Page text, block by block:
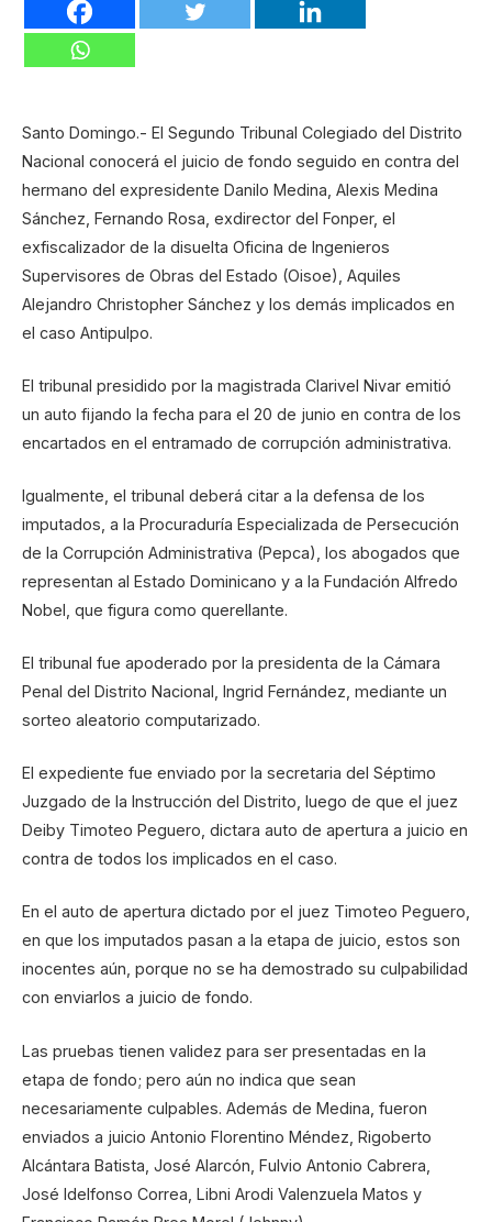
Santo Domingo.- El Segundo Tribunal Colegiado del Distrito
Nacional conocerá el juicio de fondo seguido en contra del
hermano del expresidente Danilo Medina, Alexis Medina
Sánchez, Fernando Rosa, exdirector del Fonper, el
exfiscalizador de la disuelta Oficina de Ingenieros
Supervisores de Obras del Estado (Oisoe), Aquiles
Alejandro Christopher Sánchez y los demás implicados en
el caso Antipulpo.
El tribunal presidido por la magistrada Clarivel Nivar emitió
un auto fijando la fecha para el 20 de junio en contra de los
encartados en el entramado de corrupción administrativa.
Igualmente, el tribunal deberá citar a la defensa de los
imputados, a la Procuraduría Especializada de Persecución
de la Corrupción Administrativa (Pepca), los abogados que
representan al Estado Dominicano y a la Fundación Alfredo
Nobel, que figura como querellante.
El tribunal fue apoderado por la presidenta de la Cámara
Penal del Distrito Nacional, Ingrid Fernández, mediante un
sorteo aleatorio computarizado.
El expediente fue enviado por la secretaria del Séptimo
Juzgado de la Instrucción del Distrito, luego de que el juez
Deiby Timoteo Peguero, dictara auto de apertura a juicio en
contra de todos los implicados en el caso.
En el auto de apertura dictado por el juez Timoteo Peguero,
en que los imputados pasan a la etapa de juicio, estos son
inocentes aún, porque no se ha demostrado su culpabilidad
con enviarlos a juicio de fondo.
Las pruebas tienen validez para ser presentadas en la
etapa de fondo; pero aún no indica que sean
necesariamente culpables. Además de Medina, fueron
enviados a juicio Antonio Florentino Méndez, Rigoberto
Alcántara Batista, José Alarcón, Fulvio Antonio Cabrera,
José Idelfonso Correa, Libni Arodi Valenzuela Matos y